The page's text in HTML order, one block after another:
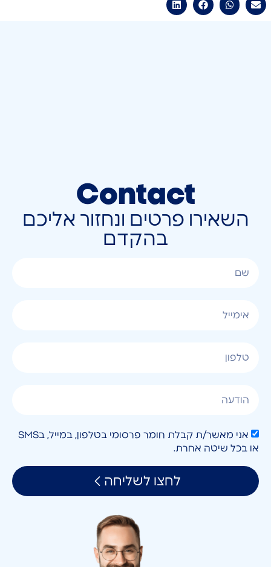
Contact
השאירו פרטים ונחזור אליכם
בהקדם
אני מאשר/ת קבלת חומר פרסומי בטלפון, במייל, בSMS
או בכל שיטה אחרת.
לחצו לשליחה